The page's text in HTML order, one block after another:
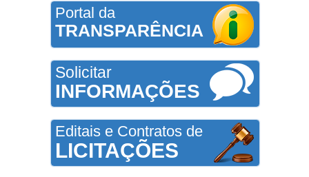
Portal da
TRANSPARÊNCIA
Solicitar
INFORMAÇÕES
Editais e Contratos de
LICITAÇÕES